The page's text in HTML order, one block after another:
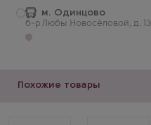
м. Одинцово
б-р Любы Новосёловой, д. 13
Похожие товары